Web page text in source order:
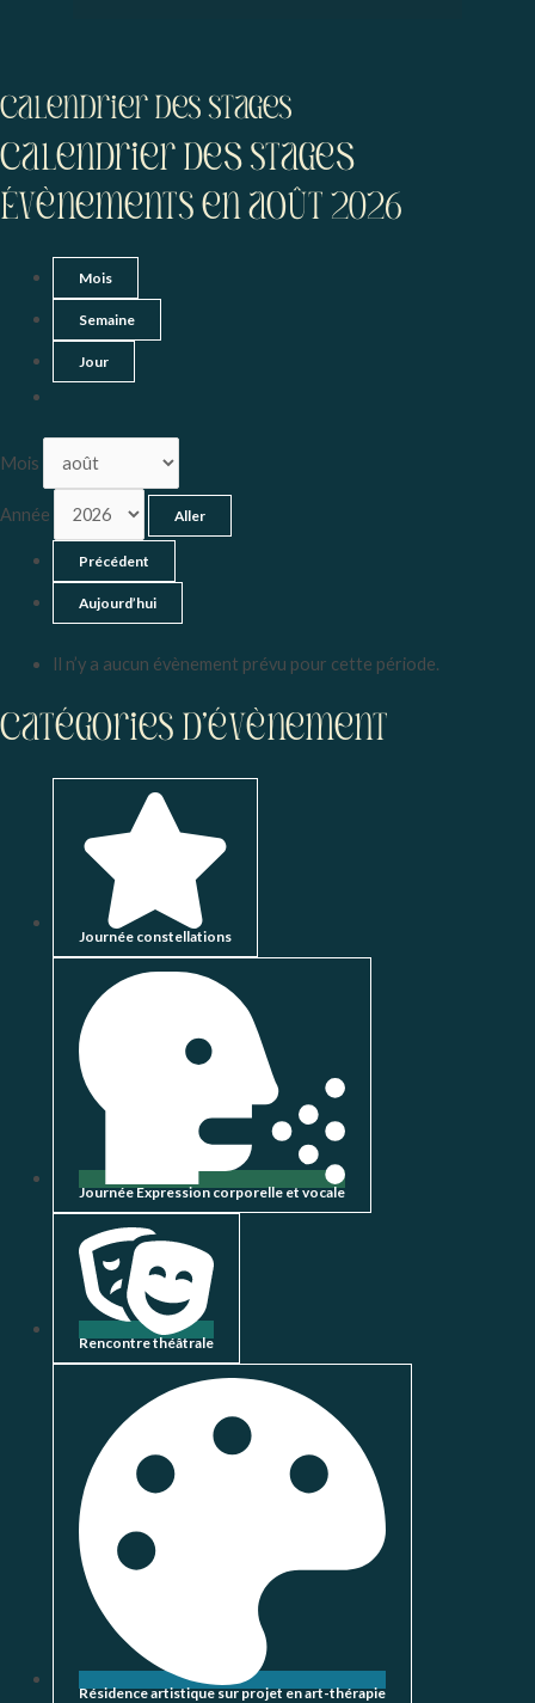
Calendrier des stages
Calendrier deS stageS
Évènements en août 2026
Mois
Semaine
Jour
Mois
Année
Précédent
Aujourd’hui
Il n’y a aucun évènement prévu pour cette période.
Catégories d’évènement
Journée constellations
Journée Expression corporelle et vocale
Rencontre théâtrale
Résidence artistique sur projet en art-thérapie